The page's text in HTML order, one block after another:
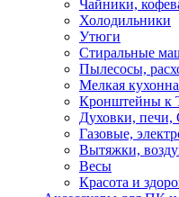
Чайники,
Холодильники
Утюги
Стиральные
Пылесосы,
Мелкая
Кронштейны к
Духовки,
Газовые,
Вытяжки,
Весы
Красота и